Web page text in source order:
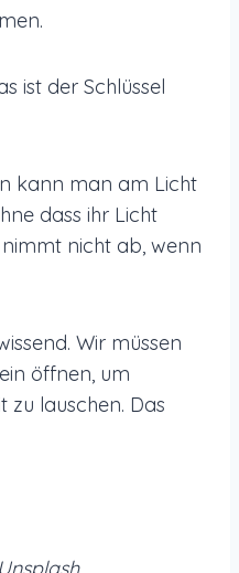
ist der Schlüssel
kann man am Licht
dass ihr Licht
nicht ab, wenn
Wir müssen
öffnen, um
zu lauschen. Das